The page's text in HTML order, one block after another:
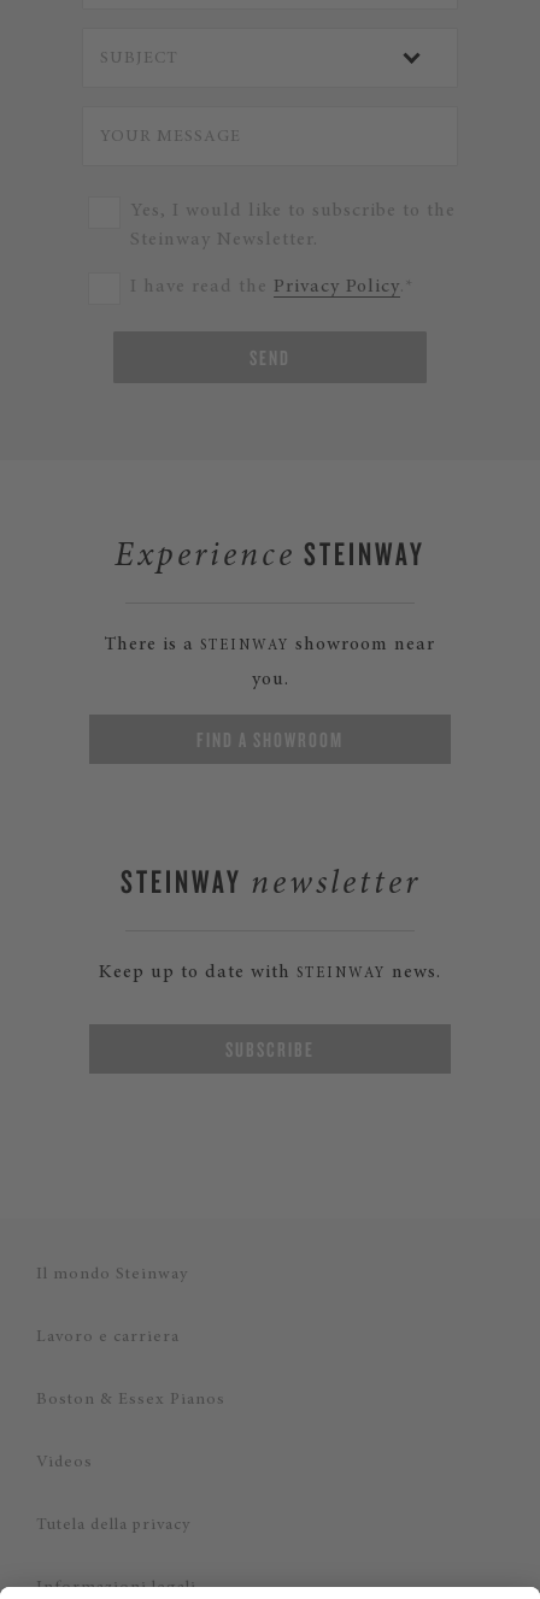
Yes, I would like to subscribe to the
Steinway Newsletter.
I have read the Privacy Policy.*
SEND
Experience STEINWAY
There is a STEINWAY
showroom near
you.
FIND A SHOWROOM
STEINWAY newsletter
Keep up to date with STEINWAY news.
SUBSCRIBE
Il mondo Steinway
Lavoro e carriera
Boston & Essex Pianos
Videos
Tutela della privacy
Informazioni legali